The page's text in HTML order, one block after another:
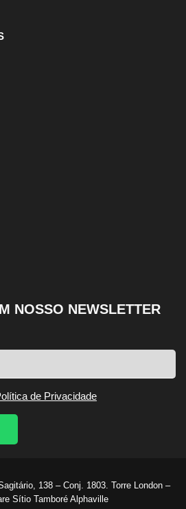
NOSSO NEWSLETTER
de Privacidade
138 – Conj. 1803. Torre London –
Sítio Tamboré Alphaville